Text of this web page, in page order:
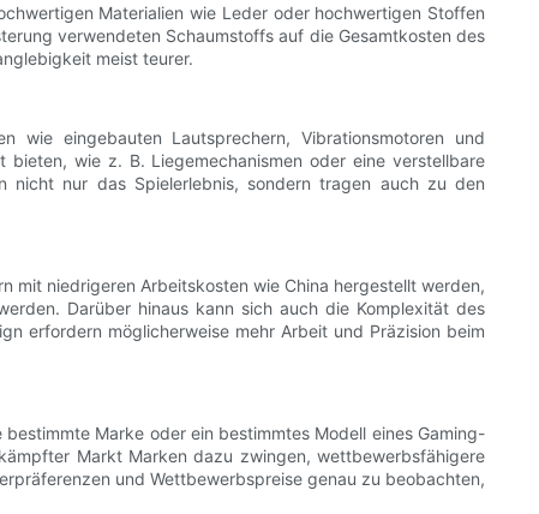
Materialien wie Leder oder hochwertigen Stoffen
verwendeten Schaumstoffs auf die Gesamtkosten des
meist teurer.
wie eingebauten Lautsprechern, Vibrationsmotoren und
wie z. B. Liegemechanismen oder eine verstellbare
nicht nur das Spielerlebnis, sondern tragen auch zu den
mit niedrigeren Arbeitskosten wie China hergestellt werden,
Darüber hinaus kann sich auch die Komplexität des
erfordern möglicherweise mehr Arbeit und Präzision beim
Marke oder ein bestimmtes Modell eines Gaming-
Markt Marken dazu zwingen, wettbewerbsfähigere
und Wettbewerbspreise genau zu beobachten,